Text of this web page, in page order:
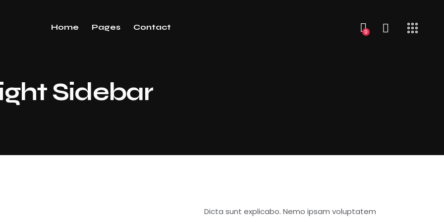
Home Pages Contact
0
Sidebar
Dicta sunt explicabo. Nemo ipsam voluptatem